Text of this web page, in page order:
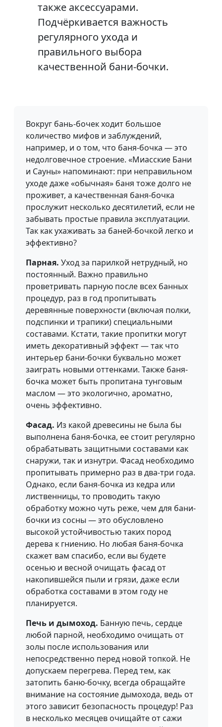
также аксессуарами.
Подчёркивается важность
регулярного ухода и
правильного выбора
качественной бани-бочки.
Вокруг бань-бочек ходит большое
количество мифов и заблуждений,
например, и о том, что баня-бочка — это
недолговечное строение. «Миасские Бани
и Сауны» напоминают: при неправильном
уходе даже «обычная» баня тоже долго не
проживет, а качественная баня-бочка
прослужит несколько десятилетий, если не
забывать простые правила эксплуатации.
Так как ухаживать за баней-бочкой легко и
эффективно?
Парная. Уход за парилкой нетрудный, но
постоянный. Важно правильно
проветривать парную после всех банных
процедур, раз в год пропитывать
деревянные поверхности (включая полки,
подспинки и трапики) специальными
составами. Кстати, такие пропитки могут
иметь декоративный эффект — так что
интерьер бани-бочки буквально может
заиграть новыми оттенками. Также баня-
бочка может быть пропитана тунговым
маслом — это экологично, ароматно,
очень эффективно.
Фасад. Из какой древесины не была бы
выполнена баня-бочка, ее стоит регулярно
обрабатывать защитными составами как
снаружи, так и изнутри. Фасад необходимо
пропитывать примерно раз в два-три года.
Однако, если баня-бочка из кедра или
лиственницы, то проводить такую
обработку можно чуть реже, чем для бани-
бочки из сосны — это обусловлено
высокой устойчивостью таких пород
дерева к гниению. Но любая баня-бочка
скажет вам спасибо, если вы будете
осенью и весной очищать фасад от
накопившейся пыли и грязи, даже если
обработка составами в этом году не
планируется.
Печь и дымоход. Банную печь, сердце
любой парной, необходимо очищать от
золы после использования или
непосредственно перед новой топкой. Не
допускаем перегрева. Перед тем, как
затопить баню-бочку, всегда обращайте
внимание на состояние дымохода, ведь от
этого зависит безопасность процедур! Раз
в несколько месяцев очищайте от сажи